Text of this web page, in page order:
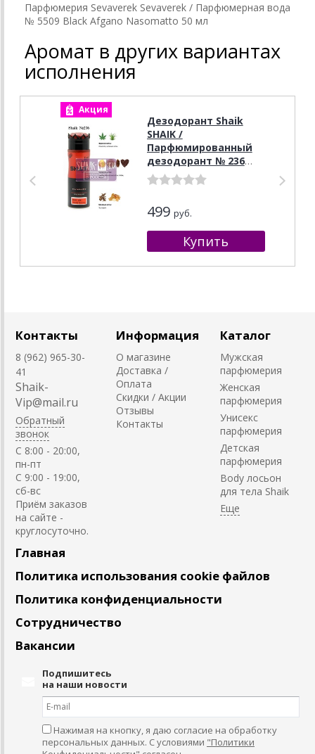
Парфюмерия Sevaverek Sevaverek / Парфюмерная вода
№ 5509 Black Afgano Nasomatto 50 мл
Аромат в других вариантах
исполнения
Акция
Дезодорант Shaik
SHAIK /
Парфюмированный
дезодорант № 236
Nasomatto Black
Afgano, 200 мл.
499 руб.
Контакты
8 (962) 965-30-
41
Shaik-
Vip@mail.ru
Обратный
звонок
C 8:00 - 20:00,
пн-пт
С 9:00 - 19:00,
сб-вс
Приём заказов
на сайте -
круглосуточно.
Информация
О магазине
Доставка /
Оплата
Скидки / Акции
Отзывы
Контакты
Каталог
Мужская
парфюмерия
Женская
парфюмерия
Унисекс
парфюмерия
Детская
парфюмерия
Body лосьон
для тела Shaik
Главная
Политика использования cookie файлов
Политика конфиденциальности
Сотрудничество
Вакансии
Подпишитесь
на наши новости
Нажимая на кнопку, я даю согласие на обработку
персональных данных. С условиями "Политики